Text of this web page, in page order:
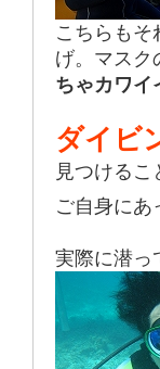
こちらもそ
げ。マスク
ちゃカワイ
ダイビ
見つけるこ
ご自身にあ
実際に潜っ